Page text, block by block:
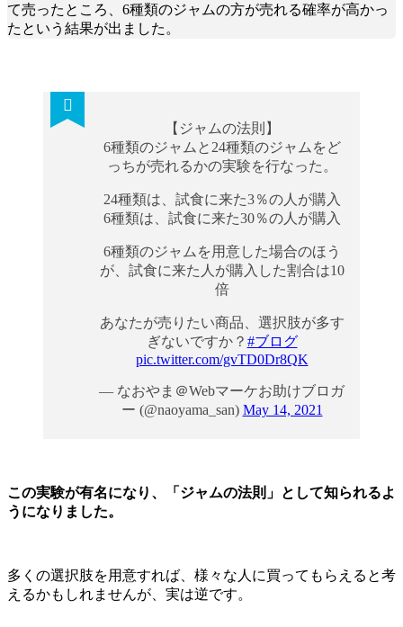
て売ったところ、6種類のジャムの方が売れる確率が高かっ
たという結果が出ました。
【ジャムの法則】
6種類のジャムと24種類のジャムをど
っちが売れるかの実験を行なった。
24種類は、試食に来た3％の人が購入
6種類は、試食に来た30％の人が購入
6種類のジャムを用意した場合のほう
が、試食に来た人が購入した割合は10
倍
あなたが売りたい商品、選択肢が多す
ぎないですか？ #ブログ
pic.twitter.com/gvTD0Dr8QK
— なおやま＠Webマーケお助けブロガ
ー (@naoyama_san) May 14, 2021
この実験が有名になり、「ジャムの法則」として知られるよ
うになりました。
多くの選択肢を用意すれば、様々な人に買ってもらえると考
えるかもしれませんが、実は逆です。